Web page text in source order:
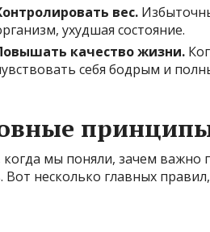
вес.
ухудшая состояние.
качество жизни.
себя бодрым и
мы поняли, зачем важно
Вот несколько главных